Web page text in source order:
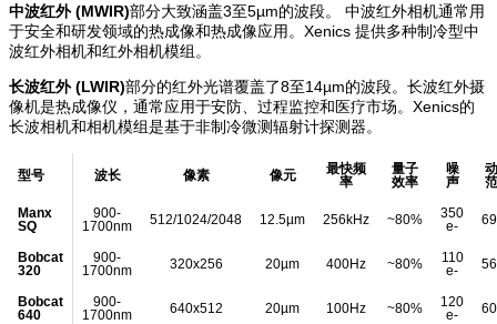
中波红外 (MWIR)部分大致涵盖3至5µm的波段。 中波红外相机通常用
于安全和研发领域的热成像和热成像应用。Xenics 提供多种制冷型中
波红外相机和红外相机模组。
长波红外 (LWIR)部分的红外光谱覆盖了8至14µm的波段。长波红外摄
像机是热成像仪，通常应用于安防、过程监控和医疗市场。Xenics的
长波相机和相机模组是基于非制冷微测辐射计探测器。
型号 波长 像素 像元
最快频
率
量子
效率
噪
声
Manx
SQ
900-
1700nm
512/1024/2048 12.5µm 256kHz ~80%
350
e-
Bobcat
320
900-
1700nm
320x256 20µm 400Hz ~80%
110
e-
Bobcat
640
900-
1700nm
640x512 20µm 100Hz ~80%
120
e-